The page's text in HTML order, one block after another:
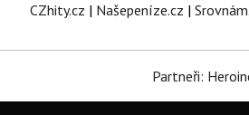
CZhity.cz | Našepeníze.cz |
Partneři: